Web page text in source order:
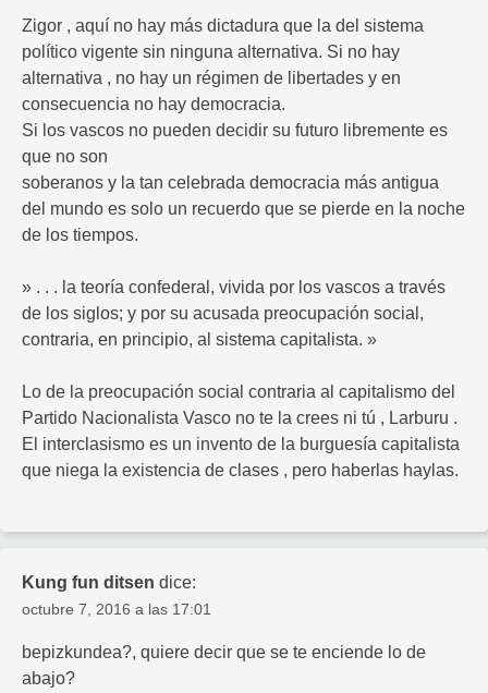
Zigor , aquí no hay más dictadura que la del sistema
político vigente sin ninguna alternativa. Si no hay
alternativa , no hay un régimen de libertades y en
consecuencia no hay democracia.
Si los vascos no pueden decidir su futuro libremente es
que no son
soberanos y la tan celebrada democracia más antigua
del mundo es solo un recuerdo que se pierde en la noche
de los tiempos.
» . . . la teoría confederal, vivida por los vascos a través
de los siglos; y por su acusada preocupación social,
contraria, en principio, al sistema capitalista. »
Lo de la preocupación social contraria al capitalismo del
Partido Nacionalista Vasco no te la crees ni tú , Larburu .
El interclasismo es un invento de la burguesía capitalista
que niega la existencia de clases , pero haberlas haylas.
Kung fun ditsen dice:
octubre 7, 2016 a las 17:01
bepizkundea?, quiere decir que se te enciende lo de
abajo?